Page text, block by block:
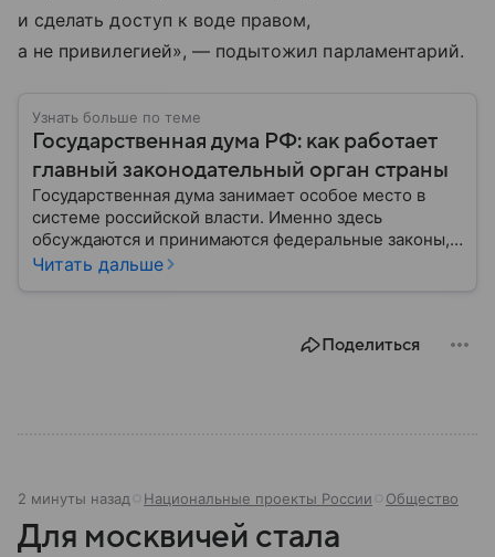
и сделать доступ к воде правом,
а не привилегией», — подытожил парламентарий.
Узнать больше по теме
Государственная дума РФ: как работает
главный законодательный орган страны
Государственная дума занимает особое место в
системе российской власти. Именно здесь
обсуждаются и принимаются федеральные законы,
определяющие развитие государства, экономики и
Разбираемся, как устроена Госдума, какие
Читать дальше
Поделиться
2 минуты назад Национальные проекты России Общество
Для москвичей стала